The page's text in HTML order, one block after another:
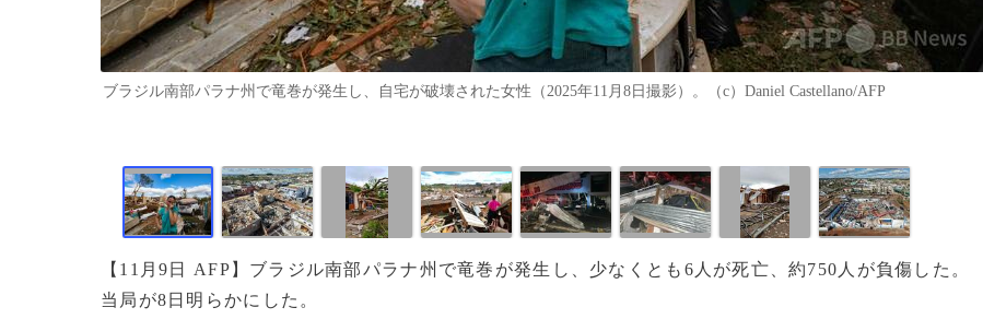
ブラジル南部パラナ州で竜巻が発生し、自宅が破壊された女性（2025年11月8日撮影）。（c）Daniel Castellano/AFP
【11月9日 AFP】ブラジル南部パラナ州で竜巻が発生し、少なくとも6人が死亡、約750人が負傷した。
当局が8日明らかにした。